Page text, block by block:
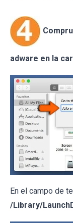
adware en la
En el campo de
/Library/